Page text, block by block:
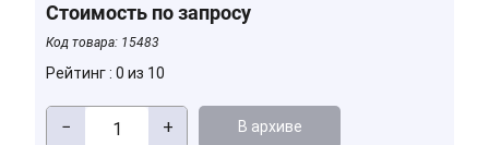
Стоимость по запросу
Код товара: 15483
Рейтинг : 0 из 10
− + В архиве